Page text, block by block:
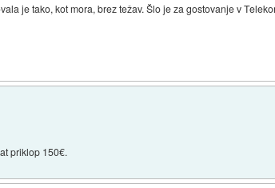
je tako, kot mora, brez težav. Šlo je za gostovanje v
priklop 150€.